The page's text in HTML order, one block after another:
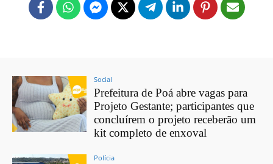
Social
Prefeitura de Poá abre vagas para
Projeto Gestante; participantes que
concluírem o projeto receberão um
kit completo de enxoval
Polícia